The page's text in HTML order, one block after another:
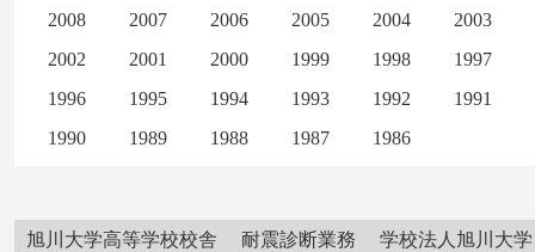
2008
2007 2006 2005 2004
2003
2002
2001 2000 1999 1998
1997
1996
1995 1994 1993 1992
1991
1990
1989 1988 1987 1986
旭川大学高等学校校舎 耐震診断業務 学校法人旭川大学